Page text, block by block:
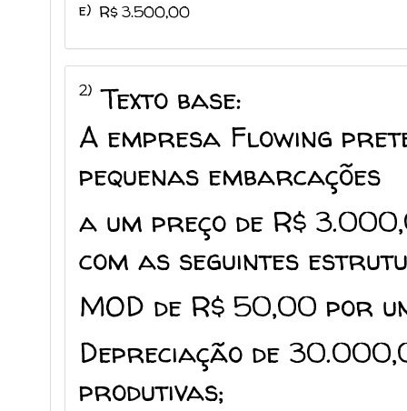
e) R$ 3.500,00
2) Texto base:
A empresa Flowing
pequenas embarcações
a um preço de R$
com as seguintes
MOD de R$ 50,00 por
Depreciação de
produtivas;